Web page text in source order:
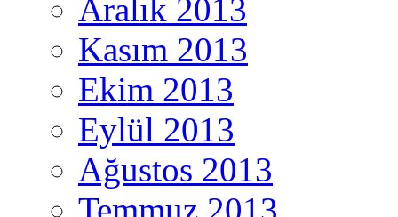
Aralık 2013
Kasım 2013
Ekim 2013
Eylül 2013
Ağustos 2013